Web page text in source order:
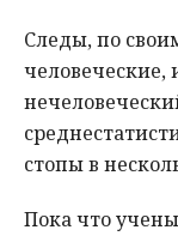
Следы, по
стопы в
Пока что